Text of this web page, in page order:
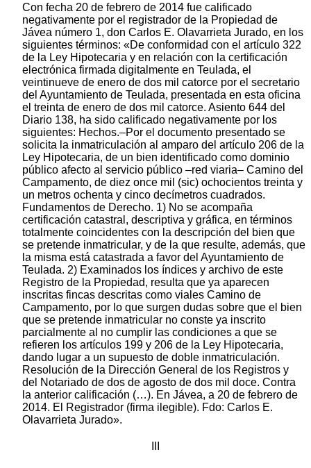
Con fecha 20 de febrero de 2014 fue calificado
negativamente por el registrador de la Propiedad de
Jávea número 1, don Carlos E. Olavarrieta Jurado, en los
siguientes términos: «De conformidad con el artículo 322
de la Ley Hipotecaria y en relación con la certificación
electrónica firmada digitalmente en Teulada, el
veintinueve de enero de dos mil catorce por el secretario
del Ayuntamiento de Teulada, presentada en esta oficina
el treinta de enero de dos mil catorce. Asiento 644 del
Diario 138, ha sido calificado negativamente por los
siguientes: Hechos.–Por el documento presentado se
solicita la inmatriculación al amparo del artículo 206 de la
Ley Hipotecaria, de un bien identificado como dominio
público afecto al servicio público –red viaria– Camino del
Campamento, de diez once mil (sic) ochocientos treinta y
un metros ochenta y cinco decímetros cuadrados.
Fundamentos de Derecho. 1) No se acompaña
certificación catastral, descriptiva y gráfica, en términos
totalmente coincidentes con la descripción del bien que
se pretende inmatricular, y de la que resulte, además, que
la misma está catastrada a favor del Ayuntamiento de
Teulada. 2) Examinados los índices y archivo de este
Registro de la Propiedad, resulta que ya aparecen
inscritas fincas descritas como viales Camino de
Campamento, por lo que surgen dudas sobre que el bien
que se pretende inmatricular no conste ya inscrito
parcialmente al no cumplir las condiciones a que se
refieren los artículos 199 y 206 de la Ley Hipotecaria,
dando lugar a un supuesto de doble inmatriculación.
Resolución de la Dirección General de los Registros y
del Notariado de dos de agosto de dos mil doce. Contra
la anterior calificación (…). En Jávea, a 20 de febrero de
2014. El Registrador (firma ilegible). Fdo: Carlos E.
Olavarrieta Jurado».